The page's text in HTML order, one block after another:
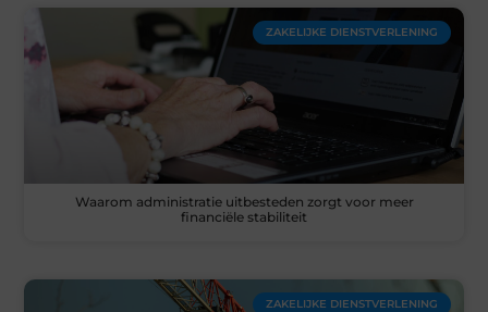
ZAKELIJKE DIENSTVERLENING
Waarom administratie uitbesteden zorgt voor meer
financiële stabiliteit
ZAKELIJKE DIENSTVERLENING